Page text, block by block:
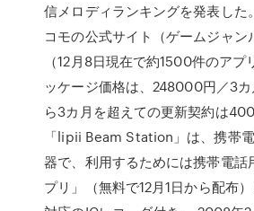
信メロディランキングを発表した
コモの公式サイト（ゲームジャン
（12月8日現在で約1500件のアプ
ッケージ価格は、248000円／3
ら3カ月を超えての更新契約は
「lipii Beam Station」は、携帯
器で、利用するためには携帯電
プリ」（無料で12月1日から配布